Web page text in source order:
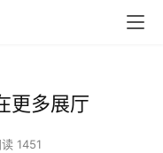
更多展厅
1451